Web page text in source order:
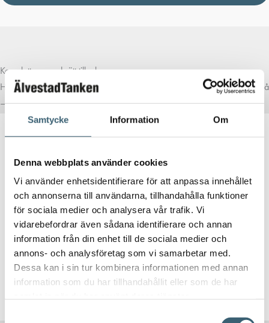
Samtycke Information Om
Denna webbplats använder cookies
Vi använder enhetsidentifierare för att anpassa innehållet
och annonserna till användarna, tillhandahålla funktioner
för sociala medier och analysera vår trafik. Vi
vidarebefordrar även sådana identifierare och annan
information från din enhet till de sociala medier och
annons- och analysföretag som vi samarbetar med.
Dessa kan i sin tur kombinera informationen med annan
information som du har tillhandahållit eller som de har
Komplettera med rätt tillval
Här har vi samlat produkter som ofta passar bra ihop med det du tittar på
– för en mer komplett lösning.
REGNVATTENTANKAR & TRÄDGÅRDSBEVATTNING
IBC adapter S60X6 x Utvändig gänga 2″
120kr